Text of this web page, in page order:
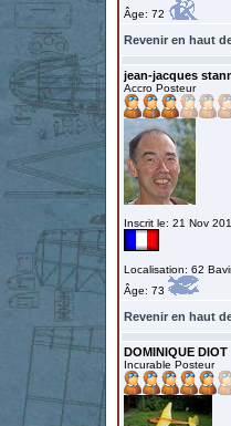
Âge: 72
Revenir en haut
jean-jacques
Accro Posteur
Inscrit le: 21 Nov
Localisation: 62
Âge: 73
Revenir en haut
DOMINIQUE DIOT
Incurable Posteur